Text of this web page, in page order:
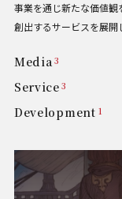
事業を通じ新たな価値
創出するサービスを展開
Media3
Service 3
Development 1